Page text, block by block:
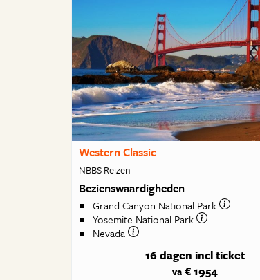
Western Classic
NBBS Reizen
Bezienswaardigheden
Grand Canyon National Park
Yosemite National Park
Nevada
16 dagen incl ticket
va€ 1954